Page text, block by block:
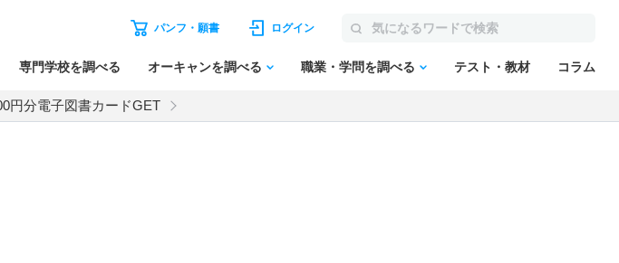
パンフ・願書 ログイン
専門学校を調べる オーキャンを調べる 職業・学問を調べる テスト・教材 コラム
円分電子図書カードGET